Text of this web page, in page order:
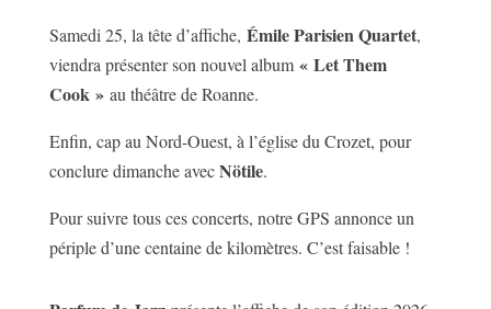
Samedi 25, la tête d’affiche, Émile Parisien Quartet,
viendra présenter son nouvel album « Let Them
Cook »au théâtre de Roanne.
Enfin, cap au Nord-Ouest, à l’église du Crozet, pour
conclure dimanche avecNötile.
Pour suivre tous ces concerts, notre GPS annonce un
périple d’une centaine de kilomètres. C’est faisable !